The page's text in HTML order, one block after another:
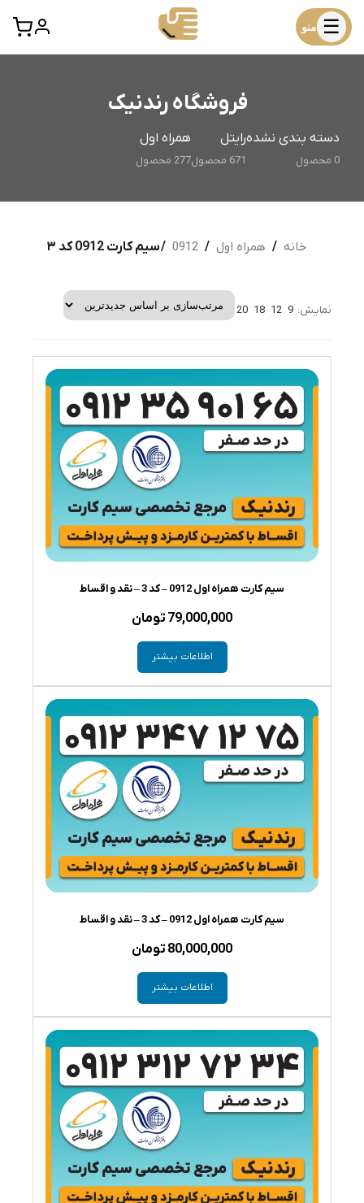
☰ منو
فروشگاه رندنیک
دسته بندی نشده
0 محصول
رایتل
671 محصول
همراه اول
277 محصول
خانه / همراه اول /
0912 / سیم کارت 0912 کد ۳
نمایش: 9
12
18
20
سیم کارت همراه اول 0912 – کد 3 – نقد و اقساط
79,000,000 تومان
اطلاعات بیشتر
سیم کارت همراه اول 0912 – کد 3 – نقد و اقساط
80,000,000 تومان
اطلاعات بیشتر